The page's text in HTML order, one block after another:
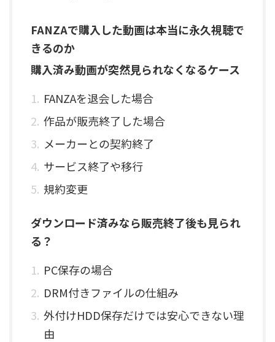
FANZAで購入した動画は本当に永久視聴で
きるのか
購入済み動画が突然見られなくなるケース
FANZAを退会した場合
作品が販売終了した場合
メーカーとの契約終了
サービス終了や移行
規約変更
ダウンロード済みなら販売終了後も見られ
る？
PC保存の場合
DRM付きファイルの仕組み
外付けHDD保存だけでは安心できない理
由